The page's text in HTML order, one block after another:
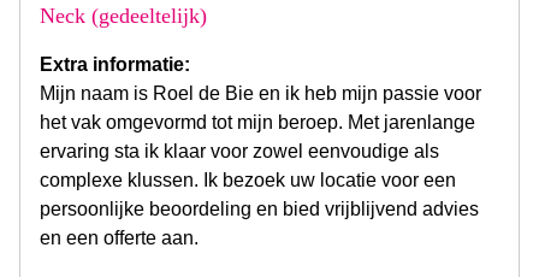
Neck (gedeeltelijk)
Extra informatie:
Mijn naam is Roel de Bie en ik heb mijn passie voor
het vak omgevormd tot mijn beroep. Met jarenlange
ervaring sta ik klaar voor zowel eenvoudige als
complexe klussen. Ik bezoek uw locatie voor een
persoonlijke beoordeling en bied vrijblijvend advies
en een offerte aan.